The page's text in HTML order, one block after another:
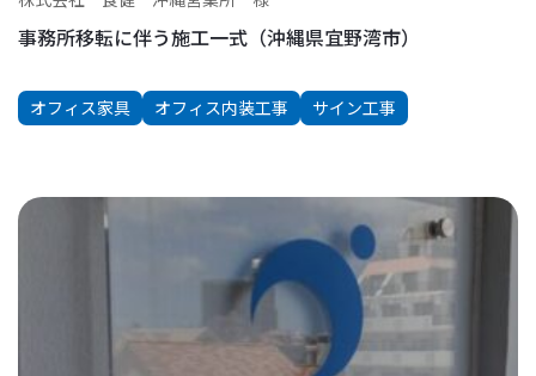
事務所移転に伴う施工一式（沖縄県宜野湾市）
オフィス家具 オフィス内装工事 サイン工事